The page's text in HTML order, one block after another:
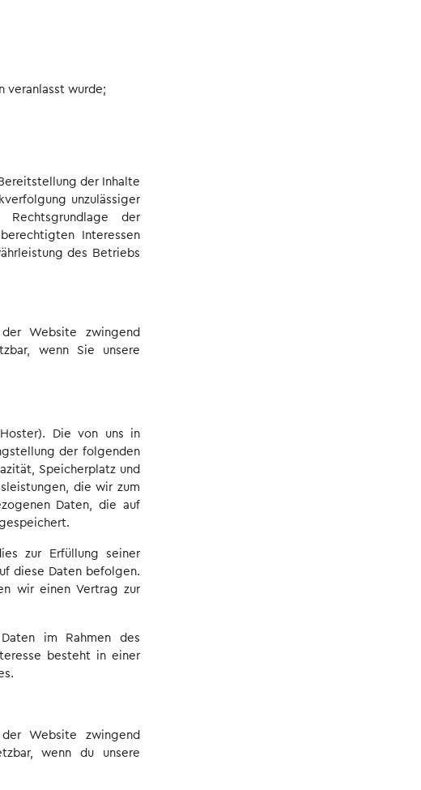
veranlasst wurde;
der Inhalte
unzulässiger
der
Interessen
des Betriebs
Website zwingend
wenn Sie unsere
Die von uns in
der folgenden
Speicherplatz und
die wir zum
Daten, die auf
zur Erfüllung seiner
diese Daten befolgen.
wir einen Vertrag zur
im Rahmen des
besteht in einer
Website zwingend
wenn du unsere